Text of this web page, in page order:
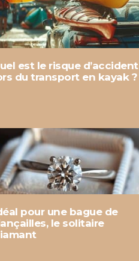
est le risque d’accident
du transport en kayak ?
pour une bague de
le solitaire